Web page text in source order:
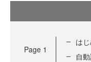
Page 1
は
自